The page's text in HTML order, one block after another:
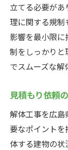
信頼
広島
見積
見積
見積
広島県大
積もりチ
見積
立てる必要が
理に関する規
影響を最小限
制をしっかり
でスムーズな解
見積もり依頼
解体工事を広
要なポイント
体する建物の